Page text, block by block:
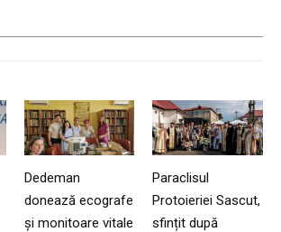
Dedeman
donează ecografe
și monitoare vitale
Paraclisul
Protoieriei Sascut,
sfințit după